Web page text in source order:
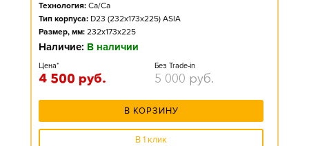
Технология: Ca/Ca
Тип корпуса: D23 (232x173x225) ASIA
Размер, мм: 232x173x225
Наличие: В наличии
Цена*
4 500 руб.
Без Trade-in
5 000 руб.
В КОРЗИНУ
В 1 клик